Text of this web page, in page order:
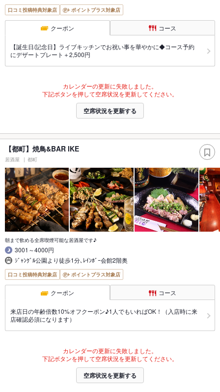
口コミ投稿特典対象店 ポイントプラス対象店
クーポン コース
【誕生日/記念日】ライブキッチンでお祝い事を華やかに◆コース予約
にデザートプレート＋2,500円
カレンダーの更新に失敗しました。
下記ボタンを押して空席状況を更新してください。
空席状況を更新する
【都町】焼鳥&BAR IKE
居酒屋 都町
朝まで飲める全席喫煙可能な居酒屋です♪
3001～4000円
ｼﾞｬﾝｸﾞﾙ公園より徒歩1分､ﾚｲﾝﾎﾞｰ会館2階奥
口コミ投稿特典対象店 ポイントプラス対象店
クーポン コース
来店日の年齢倍数10%オフクーポン♪1人でもいればOK！（入店時に来
店確認必須になります）
カレンダーの更新に失敗しました。
下記ボタンを押して空席状況を更新してください。
空席状況を更新する